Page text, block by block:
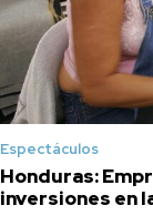
Espectáculos
Honduras:
inversiones en